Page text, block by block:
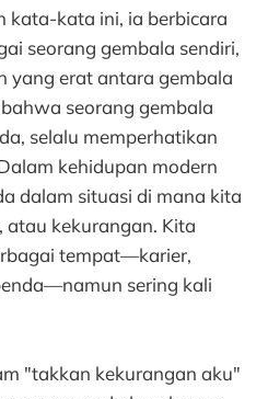
kata-kata ini, ia berbicara
seorang gembala sendiri,
yang erat antara gembala
seorang gembala
selalu memperhatikan
kehidupan modern
dalam situasi di mana kita
atau kekurangan. Kita
tempat—karier,
sering kali
"takkan kekurangan aku"